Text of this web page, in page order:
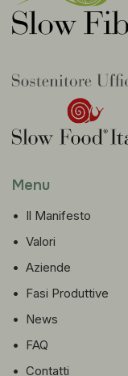
Menu
• Il Manifesto
• Valori
• Aziende
• Fasi Produttive
• News
• FAQ
• Contatti